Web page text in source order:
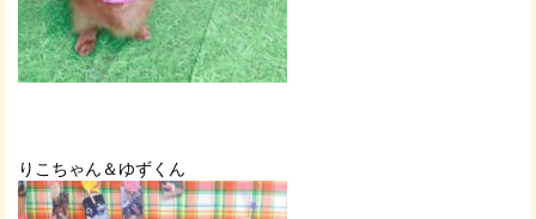
りこちゃん＆ゆずくん